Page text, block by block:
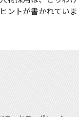
ントが書かれていま